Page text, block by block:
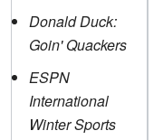
Donald Duck:
Goin' Quackers
ESPN
International
Winter Sports